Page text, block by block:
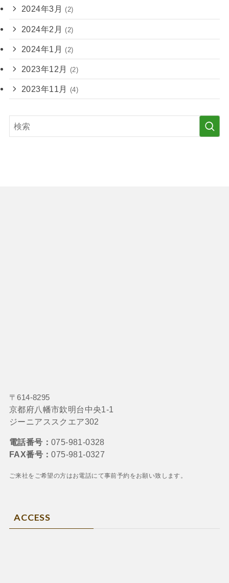
2024年3月 (2)
2024年2月 (2)
2024年1月 (2)
2023年12月 (2)
2023年11月 (4)
〒614-8295
京都府八幡市欽明台中央1-1
ジーニアススクエア302
電話番号： 075-981-0328
FAX番号：075-981-0327
ご来社をご希望の方はお電話にて事前予約をお願い致します。
ACCESS